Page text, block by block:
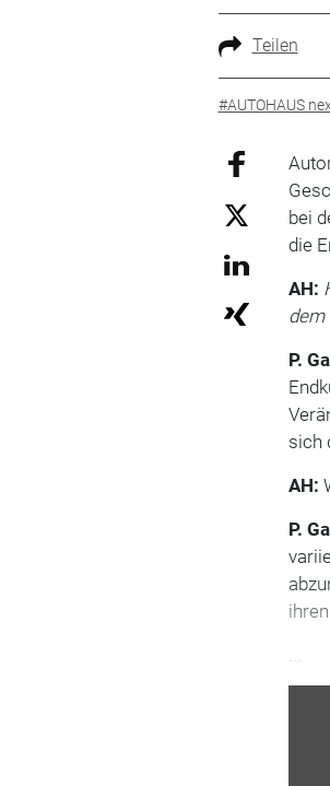
Teilen
#AUTOHAUS
bei
die
AH:
dem
P.
sich
AH:
P.